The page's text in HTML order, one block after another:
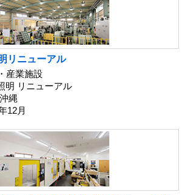
リニューアル
産業施設
明 リニューアル
縄
12月